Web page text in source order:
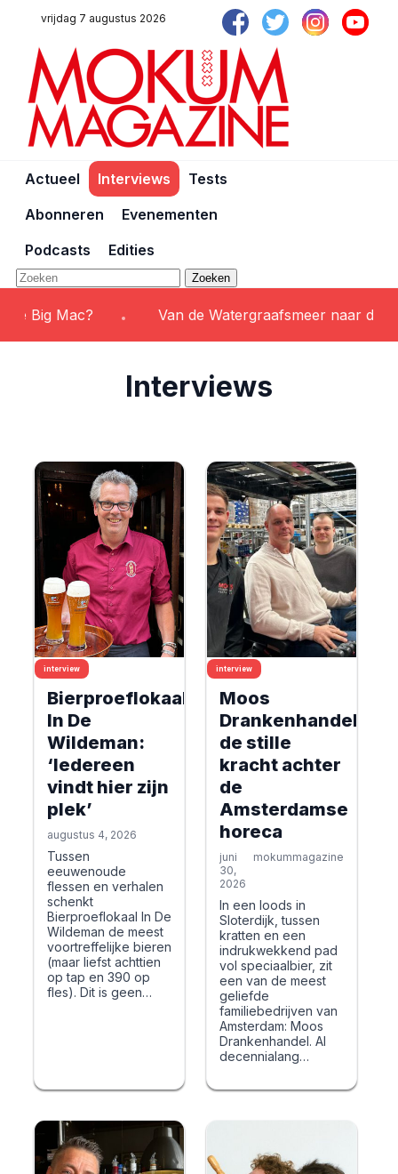
vrijdag 7 augustus 2026
Actueel Interviews
Tests
Abonneren
Evenementen
Podcasts
Edities
Zoeken
Big Mac? Van de Watergraafsmeer naar de
Interviews
interview
Bierproeflokaal
In De
Wildeman:
‘Iedereen
vindt hier zijn
plek’
augustus 4, 2026
Tussen
eeuwenoude
flessen en verhalen
schenkt
Bierproeflokaal In De
Wildeman de meest
voortreffelijke bieren
(maar liefst achttien
op tap en 390 op
fles). Dit is geen…
interview
Moos
Drankenhandel:
de stille
kracht achter
de
Amsterdamse
horeca
juni
30,
2026
mokummagazine
In een loods in
Sloterdijk, tussen
kratten en een
indrukwekkend pad
vol speciaalbier, zit
een van de meest
geliefde
familiebedrijven van
Amsterdam: Moos
Drankenhandel. Al
decennialang…